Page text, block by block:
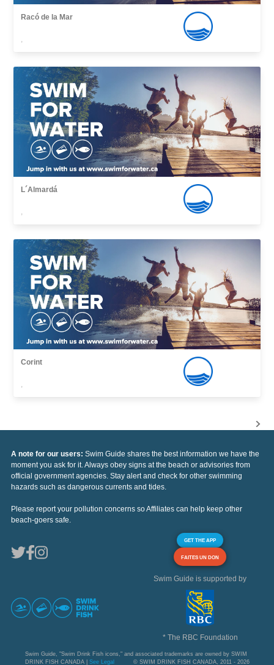
Racó de la Mar
,
L´Almardá
,
Corint
,
A note for our users: Swim Guide shares the best information we have the
moment you ask for it. Always obey signs at the beach or advisories from
official government agencies. Stay alert and check for other swimming
hazards such as dangerous currents and tides.
Please report your pollution concerns so Affiliates can help keep other
beach-goers safe.
GET THE APP
FAITES UN DON
Swim Guide is supported by
* The RBC Foundation
Swim Guide, "Swim Drink Fish icons," and associated trademarks are owned by SWIM
DRINK FISH CANADA | See Legal © SWIM DRINK FISH CANADA, 2011 - 2026